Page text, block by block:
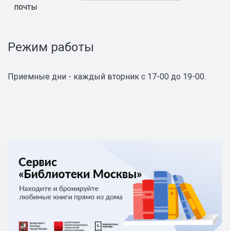
почты
Режим работы
Приемные дни - каждый вторник с 17-00 до 19-00.